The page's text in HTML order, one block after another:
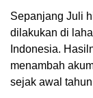
Sepanjang Juli
dilakukan di
Indonesia.
menambah
sejak awal